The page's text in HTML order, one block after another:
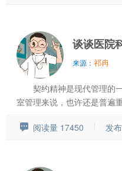
谈谈医院
来源： 祁冉
契约精神是现代管理的一
室管理来说，也许还是普遍
阅读量 17450 发